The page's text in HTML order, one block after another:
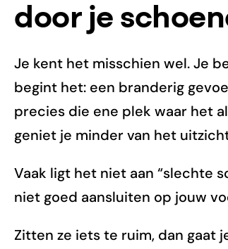
door je
Je kent het misschien wel. Je
begint het: een branderig
precies die ene plek waar het
geniet je minder van het
Vaak ligt het niet aan “slechte
niet goed aansluiten op jouw
Zitten ze iets te ruim, dan gaat